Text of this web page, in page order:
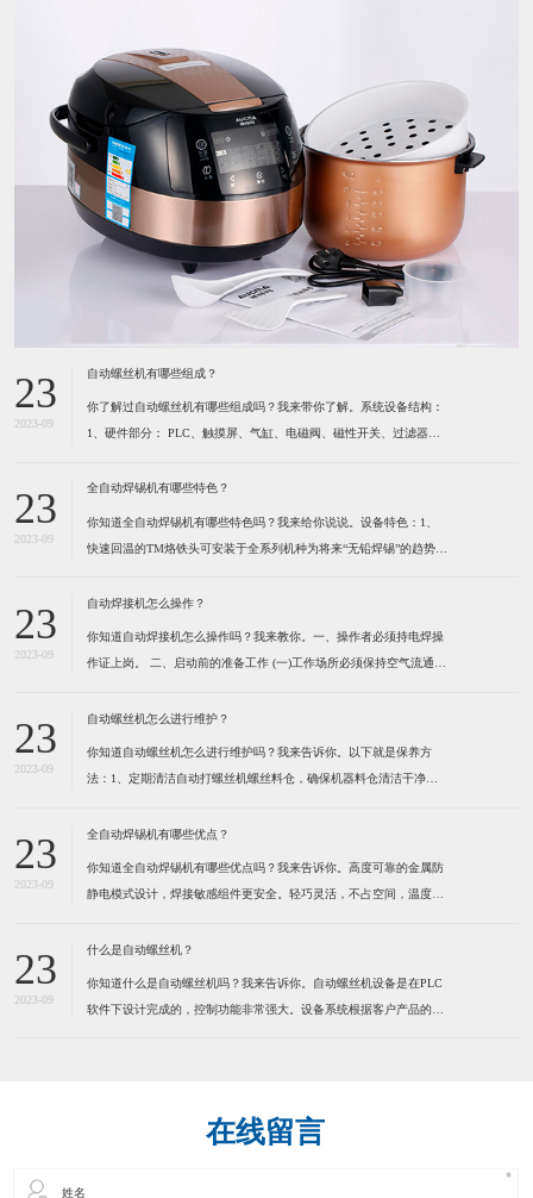
23
2023-09
自动螺丝机有哪些组成？
你了解过自动螺丝机有哪些组成吗？我来带你了解。系统设备结构：
1、硬件部分： PLC、触摸屏、气缸、电磁阀、磁性开关、过滤器及
警灯、空气开关、开关电源、风批、振动盘、系统设备箱、电箱、定
23
2023-09
全自动焊锡机有哪些特色？
你知道全自动焊锡机有哪些特色吗？我来给你说说。设备特色：1、
快速回温的TM烙铁头可安装于全系列机种为将来“无铅焊锡”的趋势所
的细微变化。（1）六秒钟之内即可达到300℃。（2）卡式设计的烙
23
2023-09
自动焊接机怎么操作？
你知道自动焊接机怎么操作吗？我来教你。一、操作者必须持电焊操
作证上岗。 ​二、启动前的准备工作 (一)工作场所必须保持空气流通,
易燃物品,以防发生火灾。 (三)检查焊机外壳是否接地,电缆是否破
23
2023-09
自动螺丝机怎么进行维护？
你知道自动螺丝机怎么进行维护吗？我来告诉你。以下就是保养方
法：1、定期清洁自动打螺丝机螺丝料仓，确保机器料仓清洁干净。
量加些润滑脂，保持通风,干燥。 2、定期清洁自动打螺丝机螺丝
23
2023-09
全自动焊锡机有哪些优点？
你知道全自动焊锡机有哪些优点吗？我来告诉你。高度可靠的金属防
静电模式设计，焊接敏感组件更安全。轻巧灵活，不占空间，温度，
力。为了健康请使用环保型无铅锡线。特别适合各类电子连接器，
23
2023-09
什么是自动螺丝机？
你知道什么是自动螺丝机吗？我来告诉你。自动螺丝机设备是在PLC
软件下设计完成的，控制功能非常强大。设备系统根据客户产品的实
在线留言